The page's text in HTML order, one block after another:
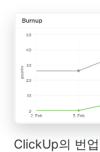
ClickUp의 번